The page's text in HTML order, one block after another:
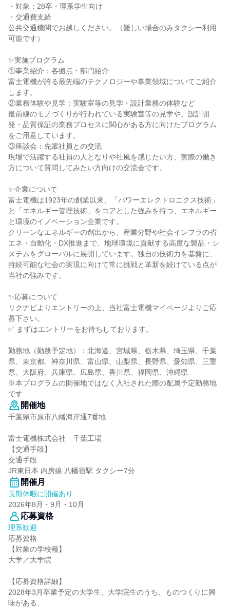
・対象：28卒・理系学生向け
・交通費支給
公共交通機関でお越しください。（難しい場合のみタクシー利用
可能です）
✨実施プログラム
①事業紹介：各拠点・部門紹介
富士電機が誇る最先端のテクノロジーや事業領域についてご紹介
します。
②業務体験や見学：実験室等の見学・設計業務の体験など
最前線のモノづくりが行われている実験室等の見学や、設計開
発・品質保証の業務プロセスに関心がある方に向けたプログラム
をご用意しています。
③座談会：先輩社員との交流
現場で活躍する社員の人となりや社風を感じたい方、実際の働き
方について質問してみたい方向けの交流会です。
✨企業について
富士電機は1923年の創業以来、「パワーエレクトロニクス技術」
と「エネルギー管理技術」をコアとした強みを持つ、エネルギー
と環境のイノベーション企業です。
クリーンなエネルギーの創出から、産業分野や社会インフラの省
エネ・自動化・DX推進まで、地球環境に貢献する高度な製品・シ
ステムをグローバルに展開しています。独自の技術力を基盤に、
持続可能な社会の実現に向けて常に挑戦と革新を続けている点が
当社の強みです。
✨応募について
リクナビよりエントリーの上、当社富士電機マイページよりご応
募下さい。
✅ まずはエントリーをお待ちしております。
勤務地（勤務予定地）：北海道、宮城県、栃木県、埼玉県、千葉
県、東京都、神奈川県、富山県、山梨県、長野県、愛知県、三重
県、大阪府、兵庫県、広島県、香川県、福岡県、沖縄県
※本プログラムの開催地ではなく入社された際の配属予定勤務地
です
開催地
千葉県市原市八幡海岸通7番地
富士電機株式会社 千葉工場
【交通手段】
交通手段
JR東日本 内房線 八幡宿駅 タクシー7分
開催月
長期休暇に開催あり
2026年8月・9月・10月
応募資格
理系歓迎
応募資格
【対象の学校種】
大学／大学院
【応募資格詳細】
2028年3月卒業予定の大学生、大学院生のうち、ものつくりに興
味がある、